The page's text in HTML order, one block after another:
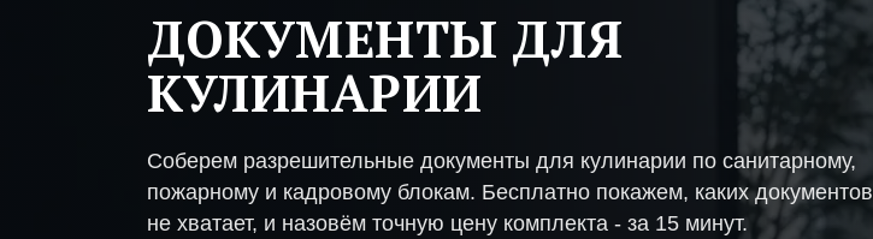
ДОКУМЕНТЫ ДЛЯ
КУЛИНАРИИ
Соберем разрешительные документы для кулинарии по санитарному,
пожарному и кадровому блокам. Бесплатно покажем, каких документов
не хватает, и назовём точную цену комплекта - за 15 минут.